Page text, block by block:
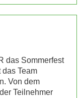
das Sommerfest
Team
Von dem
Teilnehmer